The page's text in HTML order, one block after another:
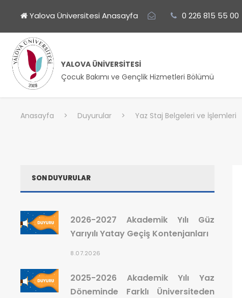
Yalova Üniversitesi Anasayfa 0 226 815 55 00
YALOVA ÜNIVERSITESI
Çocuk Bakımı ve Gençlik Hizmetleri Bölümü
Anasayfa > Duyurular > Yaz Staj Belgeleri ve İşlemleri
SON DUYURULAR
2026-2027 Akademik Yılı Güz
Yarıyılı Yatay Geçiş Kontenjanları
8.07.2026
2025-2026 Akademik Yılı Yaz
Döneminde Farklı Üniversiteden